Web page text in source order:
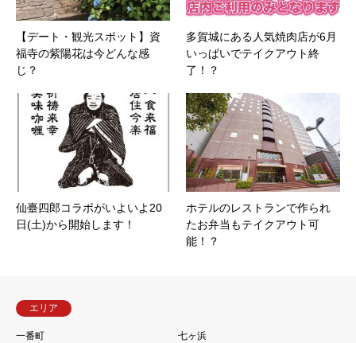
【デート・観光スポット】資
福寺の紫陽花は今どんな感
じ？
多賀城にある人気焼肉店が6月
いっぱいでテイクアウト終
了！？
仙臺四郎コラボがいよいよ20
日(土)から開始します！
ホテルのレストランで作られ
たお弁当もテイクアウト可
能！？
エリア
一番町
七ヶ浜